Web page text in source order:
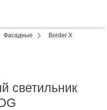
Фасадные Border X
светильник